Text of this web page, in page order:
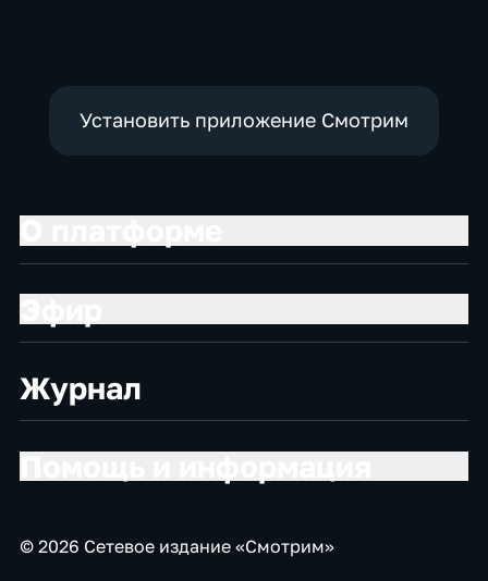
Установить приложение Смотрим
Журнал
© 2026 Сетевое издание «Смотрим»